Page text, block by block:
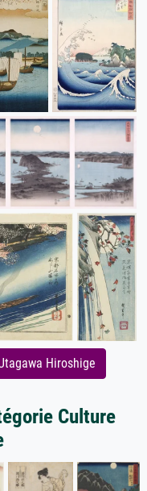
Hiroshige
Culture